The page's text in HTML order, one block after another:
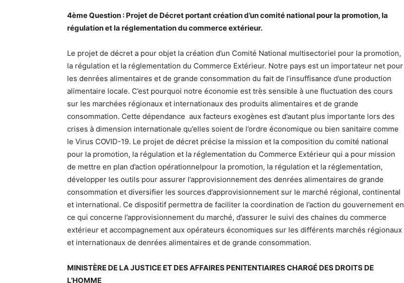
4ème Question : Projet de Décret portant création d’un comité national pour la promotion, la
régulation et la réglementation du commerce extérieur.
Le projet de décret a pour objet la création d’un Comité National multisectoriel pour la promotion,
la régulation et la réglementation du Commerce Extérieur. Notre pays est un importateur net pour
les denrées alimentaires et de grande consommation du fait de l’insuffisance d’une production
alimentaire locale. C’est pourquoi notre économie est très sensible à une fluctuation des cours
sur les marchées régionaux et internationaux des produits alimentaires et de grande
consommation. Cette dépendance aux facteurs exogènes est d’autant plus importante lors des
crises à dimension internationale qu’elles soient de l’ordre économique ou bien sanitaire comme
le Virus COVID-19. Le projet de décret précise la mission et la composition du comité national
pour la promotion, la régulation et la réglementation du Commerce Extérieur qui a pour mission
de mettre en plan d’action opérationnelpour la promotion, la régulation et la réglementation,
développer les outils pour assurer l’approvisionnement des denrées alimentaires de grande
consommation et diversifier les sources d’approvisionnement sur le marché régional, continental
et international. Ce dispositif permettra de faciliter la coordination de l’action du gouvernement en
ce qui concerne l’approvisionnement du marché, d’assurer le suivi des chaines du commerce
extérieur et accompagnement aux opérateurs économiques sur les différents marchés régionaux
et internationaux de denrées alimentaires et de grande consommation.
MINISTÈRE DE LA JUSTICE ET DES AFFAIRES PENITENTIAIRES CHARGÉ DES DROITS DE
L’HOMME